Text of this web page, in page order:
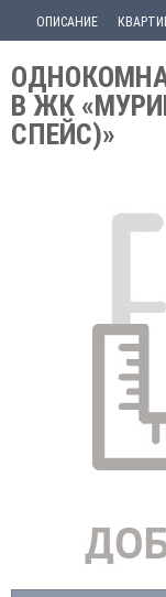
ОПИСАНИЕ
В ЖК
СПЕЙС)»